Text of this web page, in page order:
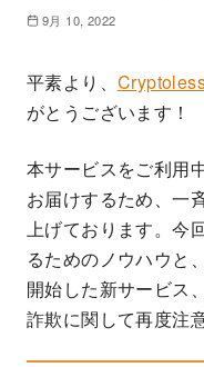
9月 10, 2022
平素より、
がとうございます！
本サービスをご利用
お届けするため、一
上げております。今
るためのノウハウと
開始した新サービス
詐欺に関して再度注